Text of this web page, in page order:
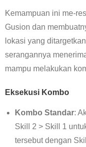
Kemampuan ini me-
Gusion dan
lokasi yang
serangannya
mampu melakukan
Eksekusi Kombo
Kombo Standar:
Skill 2 > Skill 1
tersebut dengan